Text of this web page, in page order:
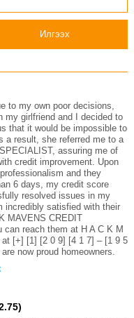
Илгээх
to my own poor decisions,
my girlfriend and I decided to
that it would be impossible to
a result, she referred me to a
assuring me of
credit improvement. Upon
and they
6 days, my credit score
resolved issues in my
incredibly satisfied with their
MAVENS CREDIT
reach them at H A C K M
[+] [1] [2 0 9] [4 1 7] – [1 9 5
now proud homeowners.